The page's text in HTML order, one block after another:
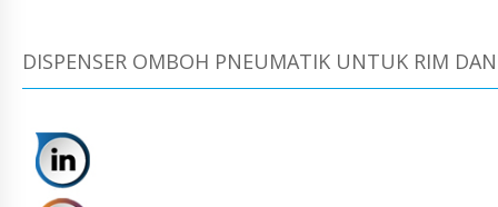
DISPENSER OMBOH PNEUMATIK UNTUK RIM